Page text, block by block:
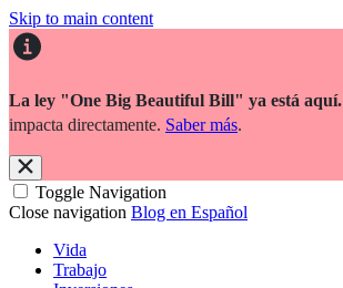
Skip to main content
La ley "One Big Beautiful Bill" ya está aquí.
impacta directamente. Saber más.
Toggle Navigation
Close navigation Blog en Español
Vida
Trabajo